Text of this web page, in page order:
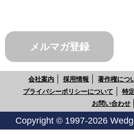
メルマガ登録
会社案内 採用情報 著作権につ
プライバシーポリシーについて
特
お問い合わせ
Copyright © 1997-2026